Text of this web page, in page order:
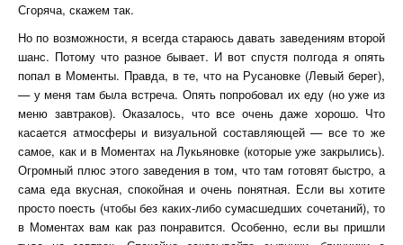
Сгоряча, скажем так.
Но по возможности, я всегда стараюсь давать заведениям второй
шанс. Потому что разное бывает. И вот спустя полгода я опять
попал в Моменты. Правда, в те, что на Русановке (Левый берег),
— у меня там была встреча. Опять попробовал их еду (но уже из
меню завтраков). Оказалось, что все очень даже хорошо. Что
касается атмосферы и визуальной составляющей — все то же
самое, как и в Моментах на Лукьяновке (которые уже закрылись).
Огромный плюс этого заведения в том, что там готовят быстро, а
сама еда вкусная, спокойная и очень понятная. Если вы хотите
просто поесть (чтобы без каких-либо сумасшедших сочетаний), то
в Моментах вам как раз понравится. Особенно, если вы пришли